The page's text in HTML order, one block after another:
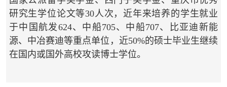
研究生学位论文等30人次，近年来培养的学生就业
于中国航发624、中船705、中船707、比亚迪新能
源、中冶赛迪等重点单位，近50%的硕士毕业生继续
在国内或国外高校攻读博士学位。